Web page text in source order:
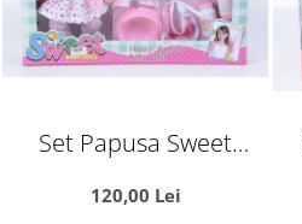
Set Papusa Sweet
de schimb si sunete in
120,00 Lei